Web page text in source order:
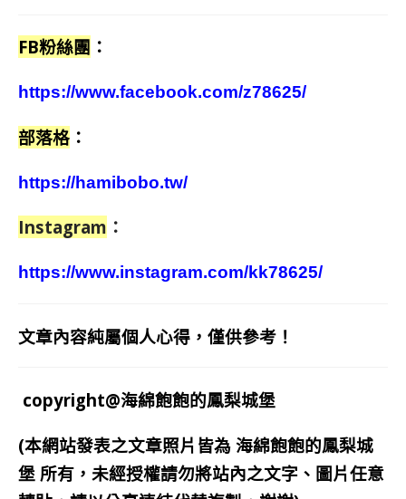
FB粉絲團 ：
https://www.facebook.com/z78625/
部落格 ：
https://hamibobo.tw/
Instagram ：
https://www.instagram.com/kk78625/
文章內容純屬個人心得，僅供參考！
copyright@海綿飽飽的鳳梨城堡
(本網站發表之文章照片皆為 海綿飽飽的鳳梨城
堡 所有，未經授權請勿將站內之文字、圖片任意